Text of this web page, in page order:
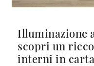
Illuminazione
scopri un
interni in carta